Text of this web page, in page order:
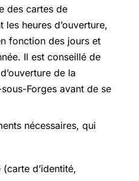
des cartes de
heures d’ouverture,
fonction des jours et
Il est conseillé de
de la
Forges avant de se
nécessaires, qui
d’identité,